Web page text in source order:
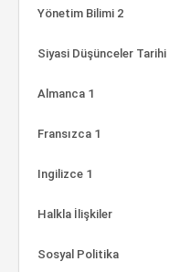
Yönetim Bilimi 2
Siyasi Düşünceler Tarihi
Almanca 1
Fransızca 1
Ingilizce 1
Halkla İlişkiler
Sosyal Politika